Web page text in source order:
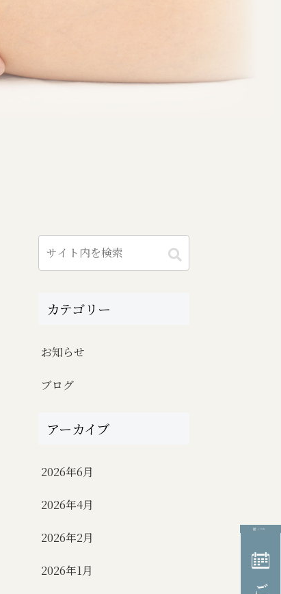
カテゴリー
お知らせ
ブログ
アーカイブ
2026年6月
2026年4月
2026年2月
2026年1月